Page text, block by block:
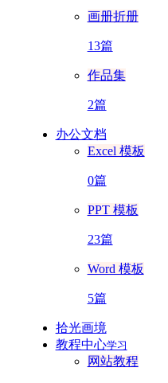
画册折册
13篇
作品集
2篇
办公文档
Excel 模板
0篇
PPT 模板
23篇
Word 模板
5篇
拾光画境
教程中心学习
网站教程